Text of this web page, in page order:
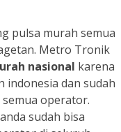
pulsa murah semua
Metro Tronik
nasional karena
indonesia dan sudah
operator.
sudah bisa